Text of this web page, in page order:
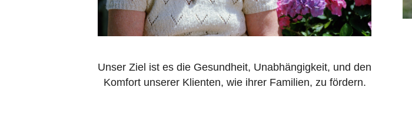
Unser Ziel ist es die Gesundheit, Unabhängigkeit, und den
Komfort unserer Klienten, wie ihrer Familien, zu fördern.